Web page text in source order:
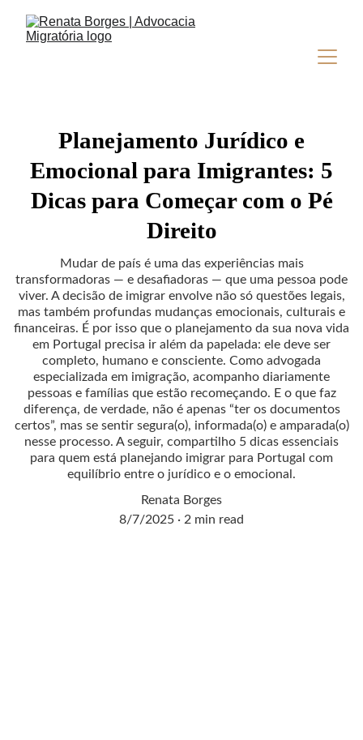
Planejamento Jurídico e
Emocional para Imigrantes: 5
Dicas para Começar com o Pé
Direito
Mudar de país é uma das experiências mais
transformadoras — e desafiadoras — que uma pessoa pode
viver. A decisão de imigrar envolve não só questões legais,
mas também profundas mudanças emocionais, culturais e
financeiras. É por isso que o planejamento da sua nova vida
em Portugal precisa ir além da papelada: ele deve ser
completo, humano e consciente. Como advogada
especializada em imigração, acompanho diariamente
pessoas e famílias que estão recomeçando. E o que faz
diferença, de verdade, não é apenas “ter os documentos
certos”, mas se sentir segura(o), informada(o) e amparada(o)
nesse processo. A seguir, compartilho 5 dicas essenciais
para quem está planejando imigrar para Portugal com
equilíbrio entre o jurídico e o emocional.
Renata Borges
8/7/2025
2 min read